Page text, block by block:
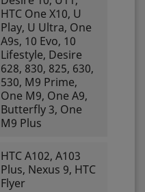
HTC One X10, U
Play, U Ultra, One
A9s, 10 Evo, 10
Lifestyle, Desire
628, 830, 825, 630,
530, M9 Prime,
One M9, One A9,
Butterfly 3, One
M9 Plus
HTC A102, A103
Plus, Nexus 9, HTC
Flyer